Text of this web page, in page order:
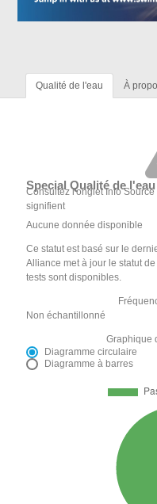
Qualité de l'eau À
Special Qualité de l'eau
Consultez l'onglet Info
signifient
Aucune donnée disponible
Ce statut est basé sur le
Alliance met à jour le statut
tests sont disponibles.
Non échantillonné
Graphique
Diagramme circulaire
Diagramme à barres